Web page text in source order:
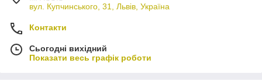
вул. Купчинського, 31, Львів, Україна
Контакти
Сьогодні вихідний
Показати весь графік роботи